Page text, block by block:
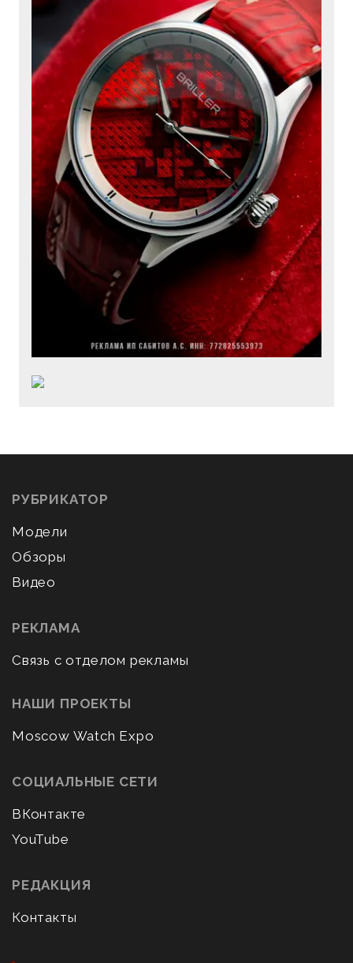
РУБРИКАТОР
Модели
Обзоры
Видео
РЕКЛАМА
Связь с отделом рекламы
НАШИ ПРОЕКТЫ
Moscow Watch Expo
СОЦИАЛЬНЫЕ СЕТИ
ВКонтакте
YouTube
РЕДАКЦИЯ
Контакты